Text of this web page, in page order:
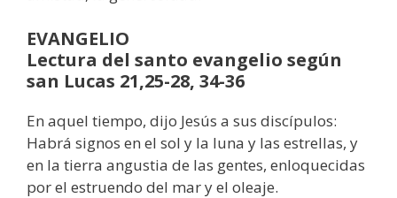
EVANGELIO
Lectura del santo evangelio según
san Lucas 21,25-28, 34-36
En aquel tiempo, dijo Jesús a sus discípulos:
Habrá signos en el sol y la luna y las estrellas, y
en la tierra angustia de las gentes, enloquecidas
por el estruendo del mar y el oleaje.